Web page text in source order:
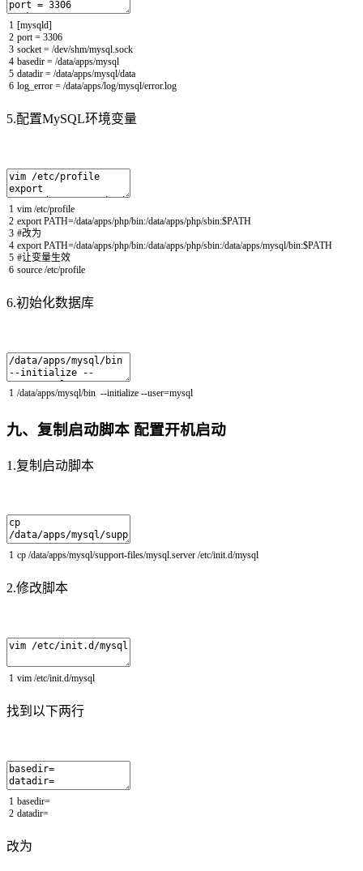
1
2
3
4
5
6
[mysqld]
port = 3306
socket = /dev/shm/mysql.sock
basedir = /data/apps/mysql
datadir = /data/apps/mysql/data
log_error = /data/apps/log/mysql/error.log
5.配置MySQL环境变量
1
2
3
4
5
6
vim /etc/profile
exportPATH=/data/apps/php/bin:/data/apps/php/sbin:$PATH
#改为
exportPATH=/data/apps/php/bin:/data/apps/php/sbin:/data/apps/mysql/bin:$PATH
#让变量生效
source /etc/profile
6.初始化数据库
1 /data/apps/mysql/bin --initialize --user=mysql
九、复制启动脚本 配置开机启动
1.复制启动脚本
1 cp /data/apps/mysql/support-files/mysql.server /etc/init.d/mysql
2.修改脚本
1 vim /etc/init.d/mysql
找到以下两行
1
2
basedir=
datadir=
改为